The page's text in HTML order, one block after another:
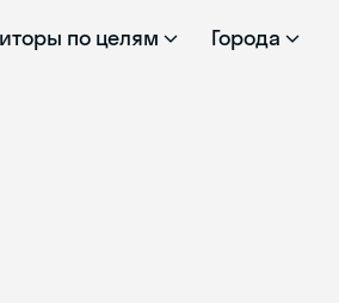
по целям Города